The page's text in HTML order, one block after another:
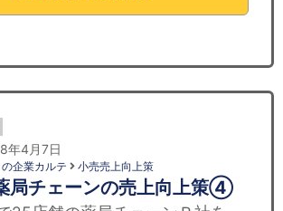
年4月7日
企業カルテ 小売売上向上策
局チェーンの売上向上策④